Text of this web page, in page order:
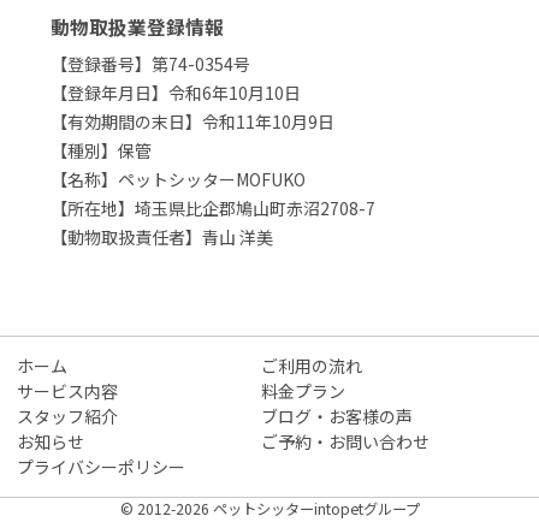
動物取扱業登録情報
【登録番号】第74-0354号
【登録年月日】令和6年10月10日
【有効期間の末日】令和11年10月9日
【種別】保管
【名称】ペットシッターMOFUKO
【所在地】埼玉県比企郡鳩山町赤沼2708-7
【動物取扱責任者】青山 洋美
ホーム
ご利用の流れ
サービス内容
料金プラン
スタッフ紹介
ブログ・お客様の声
お知らせ
ご予約・お問い合わせ
プライバシーポリシー
© 2012-2026 ペットシッターintopetグループ